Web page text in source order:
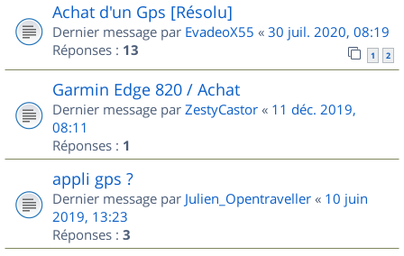
Achat d'un Gps [Résolu]
Dernier message par EvadeoX55 « 30 juil. 2020, 08:19
Réponses : 13 1 2
Garmin Edge 820 / Achat
Dernier message par ZestyCastor « 11 déc. 2019,
08:11
Réponses : 1
appli gps ?
Dernier message par Julien_Opentraveller « 10 juin
2019, 13:23
Réponses : 3